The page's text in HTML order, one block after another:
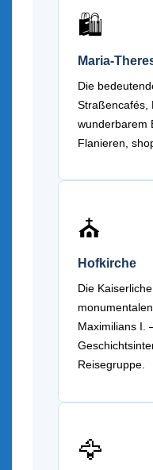
🛍️
Maria-
Die
Straßencafés,
wunderbarem
Flanieren,
⛪
Hofkirche
Die
Maximilians I.
Reisegruppe.
🦅